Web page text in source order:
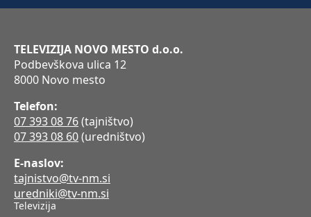
TELEVIZIJA NOVO MESTO d.o.o.
Podbevškova ulica 12
8000 Novo mesto
Telefon:
07 393 08 76(tajništvo)
07 393 08 60(uredništvo)
E-naslov:
tajnistvo@tv-nm.si
uredniki@tv-nm.si
Televizija